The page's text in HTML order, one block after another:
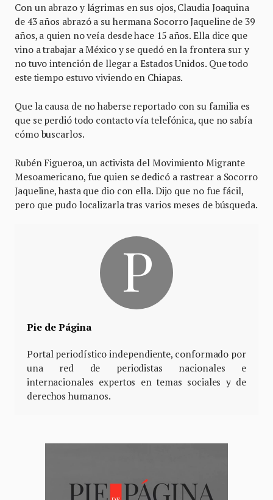
Con un abrazo y lágrimas en sus ojos, Claudia Joaquina
de 43 años abrazó a su hermana Socorro Jaqueline de 39
años, a quien no veía desde hace 15 años. Ella dice que
vino a trabajar a México y se quedó en la frontera sur y
no tuvo intención de llegar a Estados Unidos. Que todo
este tiempo estuvo viviendo en Chiapas.
Que la causa de no haberse reportado con su familia es
que se perdió todo contacto vía telefónica, que no sabía
cómo buscarlos.
Rubén Figueroa, un activista del Movimiento Migrante
Mesoamericano, fue quien se dedicó a rastrear a Socorro
Jaqueline, hasta que dio con ella. Dijo que no fue fácil,
pero que pudo localizarla tras varios meses de búsqueda.
Pie de Página
Portal periodístico independiente, conformado por
una red de periodistas nacionales e
internacionales expertos en temas sociales y de
derechos humanos.